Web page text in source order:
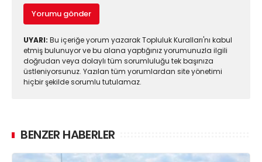
Yorumu gönder
UYARI: Bu içeriğe yorum yazarak Topluluk Kuralları'nı kabul
etmiş bulunuyor ve bu alana yaptığınız yorumunuzla ilgili
doğrudan veya dolaylı tüm sorumluluğu tek başınıza
üstleniyorsunuz. Yazılan tüm yorumlardan site yönetimi
hiçbir şekilde sorumlu tutulamaz.
BENZER HABERLER